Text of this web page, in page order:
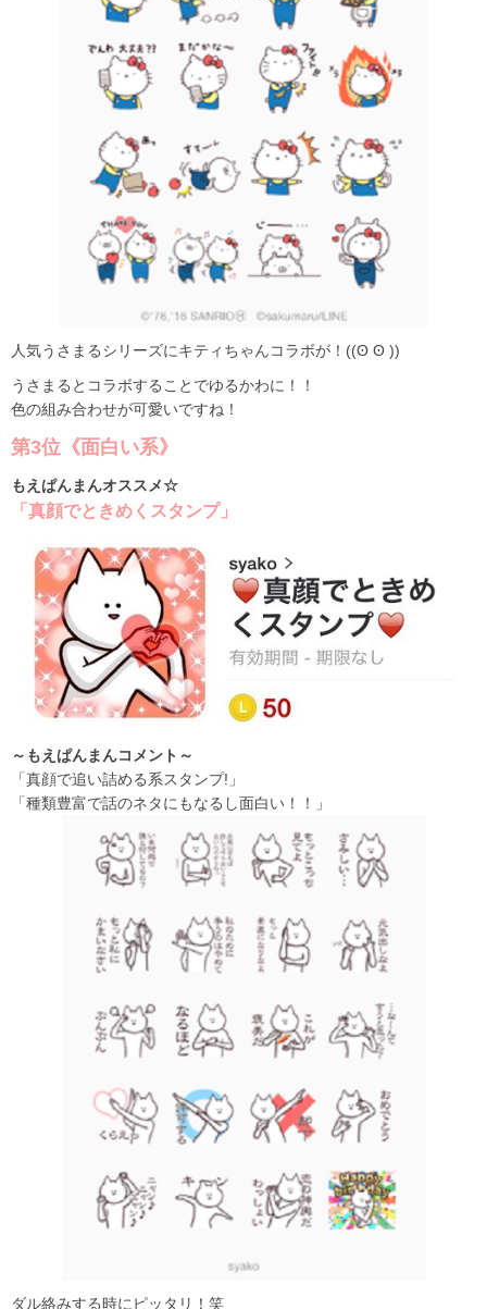
人気うさまるシリーズにキティちゃんコラボが！((ʘ ʘ ))
うさまるとコラボすることでゆるかわに！！
色の組み合わせが可愛いですね！
第3位《面白い系》
もえぱんまんオススメ☆
「真顔でときめくスタンプ」
～もえぱんまんコメント～
「真顔で追い詰める系スタンプ!」
「種類豊富で話のネタにもなるし面白い！！」
ダル絡みする時にピッタリ！笑